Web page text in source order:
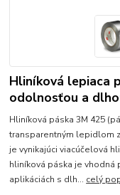
Hliníková lepiaca
odolnosťou a
Hliníková páska 3M 425
transparentným lepidlom
je vynikajúci viacúčelová
hliníková páska je vhodná
aplikáciách s dlh... celý